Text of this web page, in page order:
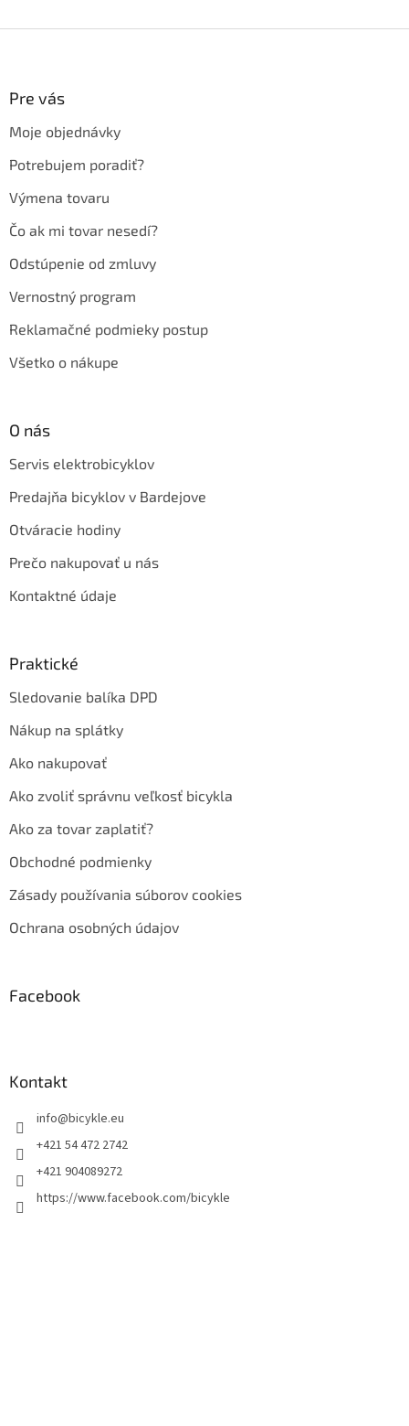
Pre vás
Moje objednávky
Potrebujem poradiť?
Výmena tovaru
Čo ak mi tovar nesedí?
Odstúpenie od zmluvy
Vernostný program
Reklamačné podmieky postup
Všetko o nákupe
O nás
Servis elektrobicyklov
Predajňa bicyklov v Bardejove
Otváracie hodiny
Prečo nakupovať u nás
Kontaktné údaje
Praktické
Sledovanie balíka DPD
Nákup na splátky
Ako nakupovať
Ako zvoliť správnu veľkosť bicykla
Ako za tovar zaplatiť?
Obchodné podmienky
Zásady používania súborov cookies
Ochrana osobných údajov
Facebook
Kontakt
info@bicykle.eu
+421 54 472 2742
+421 904089272
https://www.facebook.com/bicykle